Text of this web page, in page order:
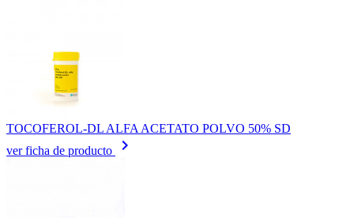
TOCOFEROL-DL ALFA ACETATO POLVO 50% SD
ver ficha de producto
keyboard_arrow_right